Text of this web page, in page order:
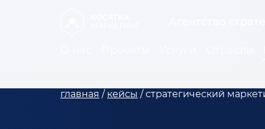
главная / кейсы /стратегический